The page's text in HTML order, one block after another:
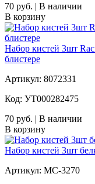
70 руб. | В наличии
В корзину
Набор кистей 3шт
блистере
Артикул: 8072331
Код: УТ000282475
70 руб. | В наличии
В корзину
Набор кистей 3шт
Артикул: МС-3270